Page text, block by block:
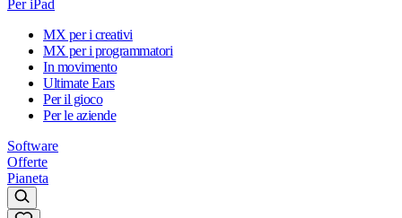
Per iPad
MX per i creativi
MX per i programmatori
In movimento
Ultimate Ears
Per il gioco
Per le aziende
Software
Offerte
Pianeta